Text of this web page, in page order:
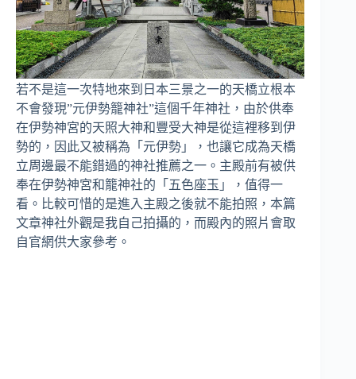
若不是這一次特地來到日本三景之一的天橋立根本
不會發現”元伊勢籠神社”這個千年神社，由於供奉
在伊勢神宮的天照大神和豐受大神是從這裡移到伊
勢的，因此又被稱為「元伊勢」，也讓它成為天橋
立周邊最不能錯過的神社推薦之一。主殿前有被供
奉在伊勢神宮和籠神社的「五色座玉」，值得一
看。比較可惜的是進入主殿之後就不能拍照，本篇
文章神社外觀是我自己拍攝的，而殿內的照片會取
自官網供大家參考。